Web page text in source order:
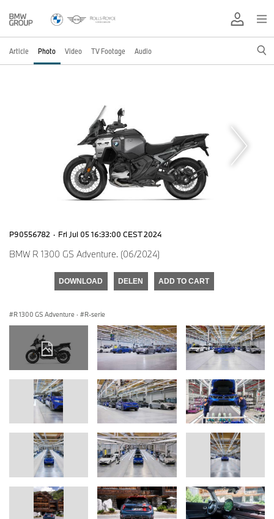
Article Photo Video TV Footage Audio
P90556782 · Fri Jul 05 16:33:00 CEST 2024
BMW R 1300 GS Adventure. (06/2024)
DOWNLOAD DELEN ADD TO CART
R 1300 GS Adventure · R-serie